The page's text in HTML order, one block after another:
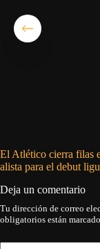
El Atlético cierra filas
alista para el debut
Deja un comentario
Tu dirección de correo
obligatorios están